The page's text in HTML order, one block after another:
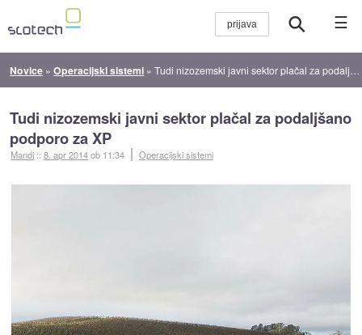
☰
Novice »Operacijski sistemi »Tudi nizozemski javni sektor plačal za podaljšano podporo za XP
Tudi nizozemski javni sektor plačal za podaljšano
podporo za XP
Mandi ::8. apr 2014ob 11:34 Operacijski sistemi